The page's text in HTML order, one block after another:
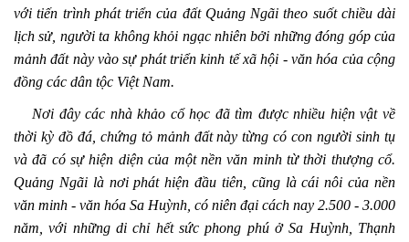
với tiến trình phát triển của đất Quảng Ngãi theo suốt chiều dài
lịch sử, người ta không khỏi ngạc nhiên bởi những đóng góp của
mảnh đất này vào sự phát triển kinh tế xã hội - văn hóa của cộng
đồng các dân tộc Việt Nam.
Nơi đây các nhà khảo cổ học đã tìm được nhiều hiện vật về
thời kỳ đồ đá, chứng tỏ mảnh đất này từng có con người sinh tụ
và đã có sự hiện diện của một nền văn minh từ thời thượng cổ.
Quảng Ngãi là nơi phát hiện đầu tiên, cũng là cái nôi của nền
văn minh - văn hóa Sa Huỳnh, có niên đại cách nay 2.500 - 3.000
năm, với những di chỉ hết sức phong phú ở Sa Huỳnh, Thạnh